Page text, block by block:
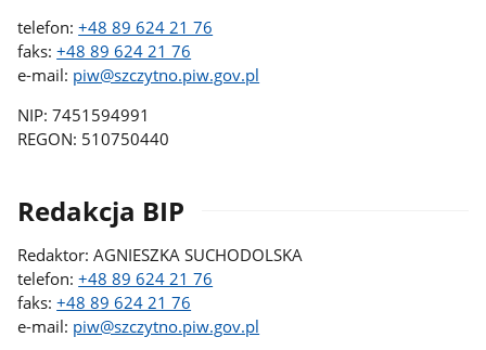
telefon:+48 89 624 21 76
faks:+48 89 624 21 76
e-mail: piw@szczytno.piw.gov.pl
NIP: 7451594991
REGON: 510750440
Redakcja BIP
Redaktor: AGNIESZKA SUCHODOLSKA
telefon:+48 89 624 21 76
faks:+48 89 624 21 76
e-mail: piw@szczytno.piw.gov.pl